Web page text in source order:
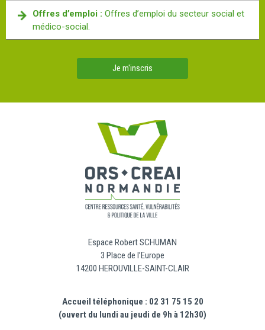
Offres d’emploi : Offres d’emploi du secteur social et
médico-social.
Je m'inscris
Espace Robert SCHUMAN
3 Place de l’Europe
14200 HEROUVILLE-SAINT-CLAIR
Accueil téléphonique : 02 31 75 15 20
(ouvert du lundi au jeudi de 9h à 12h30)